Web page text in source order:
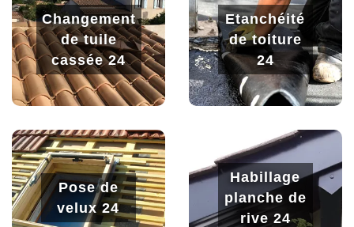
Changement
de tuile
cassée 24
Etanchéité
de toiture
24
Pose de
velux 24
Habillage
planche de
rive 24